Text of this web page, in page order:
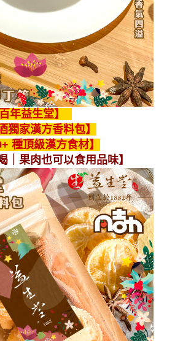
百年益生堂】
獨家漢方香料包】
種頂級漢方食材】
｜果肉也可以食用品味】